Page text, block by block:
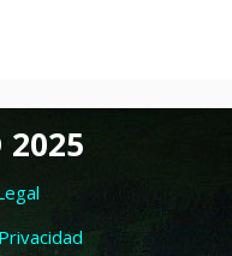
2025